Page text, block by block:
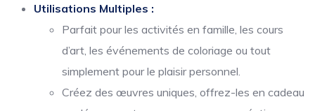
Utilisations Multiples :
Parfait pour les activités en famille, les cours
d’art, les événements de coloriage ou tout
simplement pour le plaisir personnel.
Créez des œuvres uniques, offrez-les en cadeau